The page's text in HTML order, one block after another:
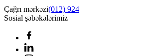
Çağrı mərkəzi(012) 924
Sosial şəbəkələrimiz